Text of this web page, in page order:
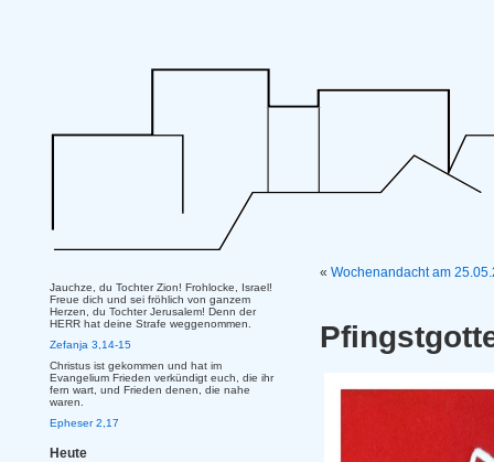
« Wochenandacht am
Jauchze, du Tochter Zion! Frohlocke, Israel!
Freue dich und sei fröhlich von ganzem
Herzen, du Tochter Jerusalem! Denn der
HERR hat deine Strafe weggenommen.
Zefanja 3,14-15
Christus ist gekommen und hat im
Evangelium Frieden verkündigt euch, die ihr
fern wart, und Frieden denen, die nahe
waren.
Epheser 2,17
Heute